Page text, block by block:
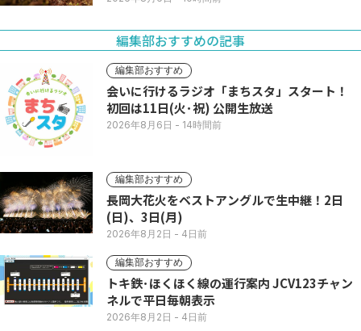
編集部おすすめの記事
編集部おすすめ
会いに行けるラジオ「まちスタ」スタート！
初回は11日(火･祝) 公開生放送
2026年8月6日 - 14時間前
編集部おすすめ
長岡大花火をベストアングルで生中継！2日
(日)、3日(月)
2026年8月2日 - 4日前
編集部おすすめ
トキ鉄･ほくほく線の運行案内 JCV123チャン
ネルで平日毎朝表示
2026年8月2日 - 4日前